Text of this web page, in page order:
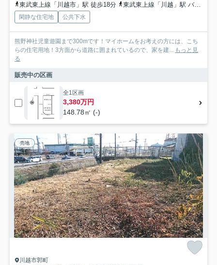
東武東上線「川越市」駅 徒歩18分
東武東上線「川越」駅 バス10分 川越シャトル「月吉町郵便局」 停歩3分
閑静な住宅地 公共下水
熊野神社児童遊園まで300mです！マイホームをお考えの方には、こち
らの住宅用地！3方面から道路に囲まれているので、家を建... もっと見
る
販売中の区画
全1区画
3,380万円
148.78㎡ (-)
売地
川越市郭町